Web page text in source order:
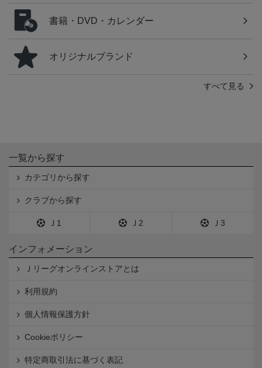
書籍・DVD・カレンダー
オリジナルブランド
すべて見る
一覧から探す
カテゴリから探す
クラブから探す
Ｊ1 Ｊ2 Ｊ3
インフォメーション
Ｊリーグオンラインストアとは
利用規約
個人情報保護方針
Cookieポリシー
特定商取引法に基づく表記